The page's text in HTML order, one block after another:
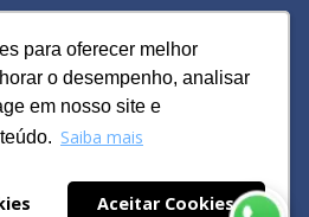
para oferecer melhor
o desempenho, analisar
em nosso site e
Saiba mais
Aceitar Cookies
para oferecer melhor
o desempenho, analisar
em nosso site e
Saiba mais
Aceitar Cookies
de Calçados Ltda | CNPJ:
0001-43
235, Bairro: Brás, São Paulo -SP